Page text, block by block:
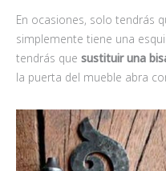
En ocasiones, solo tendrás
simplemente tiene una
tendrás que sustituir una
la puerta del mueble abra